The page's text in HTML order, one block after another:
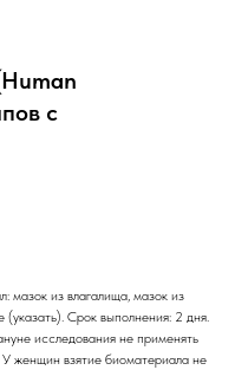
с
мазок из влагалища, мазок из
(указать). Срок выполнения: 2 дня.
исследования не применять
У женщин взятие биоматериала не